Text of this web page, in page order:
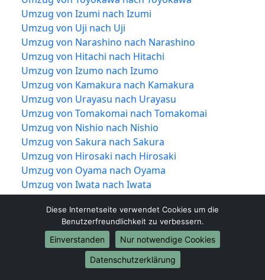
Umzug von Izumi nach Izumi
Umzug von Uji nach Uji
Umzug von Narashino nach Narashino
Umzug von Hitachi nach Hitachi
Umzug von Izumo nach Izumo
Umzug von Kamakura nach Kamakura
Umzug von Urayasu nach Urayasu
Umzug von Tomakomai nach Tomakomai
Umzug von Nishio nach Nishio
Umzug von Sakura nach Sakura
Umzug von Hirosaki nach Hirosaki
Umzug von Oyama nach Oyama
Umzug von Iwata nach Iwata
Umzug von Obihiro nach Obihiro
Umzug von Takaoka nach Takaoka
Umzug von Niiza nach Niiza
Umzug von Kushiro nach Kushiro
Umzug von Ube nach Ube
Umzug von Hadano nach Hadano
Diese Internetseite verwendet Cookies um die
Benutzerfreundlichkeit zu verbessern.
Einverstanden
Nur notwendige Cookies
Datenschutzerklärung